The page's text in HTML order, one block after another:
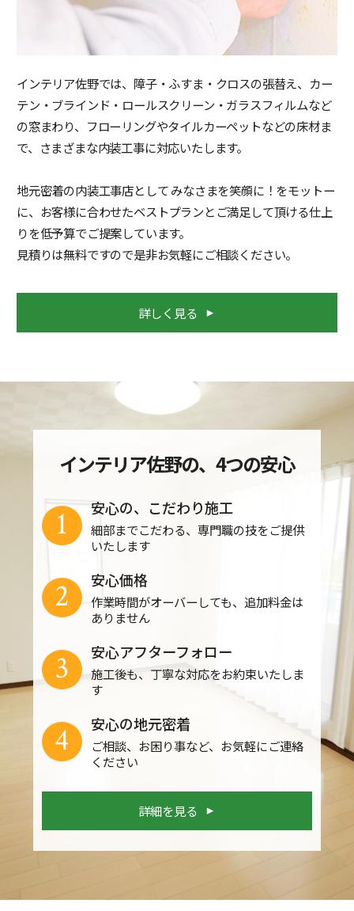
インテリア佐野では、障子・ふすま・クロスの張替え、カー
テン・ブラインド・ロールスクリーン・ガラスフィルムなど
の窓まわり、フローリングやタイルカーペットなどの床材ま
で、さまざまな内装工事に対応いたします。
地元密着の内装工事店として みなさまを笑顔に！をモットー
に、お客様に合わせたベストプランとご満足して頂ける仕上
りを低予算でご提案しています。
見積りは無料ですので是非お気軽にご相談ください。
詳しく見る
インテリア佐野の、4つの安心
安心の、こだわり施工
細部までこだわる、専門職の技をご提供
いたします
1
安心価格
作業時間がオーバーしても、追加料金は
ありません
2
安心アフターフォロー
施工後も、丁寧な対応をお約束いたしま
す
3
安心の地元密着
ご相談、お困り事など、お気軽にご連絡
ください
4
詳細を見る